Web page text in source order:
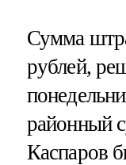
Сумма
рублей,
районный
Каспаров